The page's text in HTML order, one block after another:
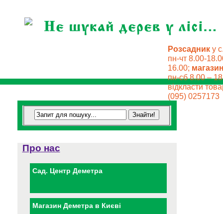
Розсадник у
пн-чт 8.00-
16.00;
пн-сб 8.00 –
відкласти
(095) 0257173
Про нас
Сад. Центр Деметра
Магазин Деметра в Києві